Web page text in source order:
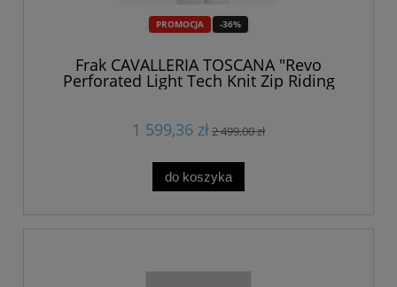
PROMOCJA -36%
Frak CAVALLERIA TOSCANA "Revo
Perforated Light Tech Knit Zip Riding
Jacket" SS2025 black 24h
1 599,36 zł2 499,00 zł
do koszyka